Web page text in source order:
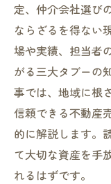
定、仲介会社選び
ならざるを得ない
場や実績、担当者
がる三大タブーの
事では、地域に根
信頼できる不動産
的に解説します。
て大切な資産を手
れるはずです。